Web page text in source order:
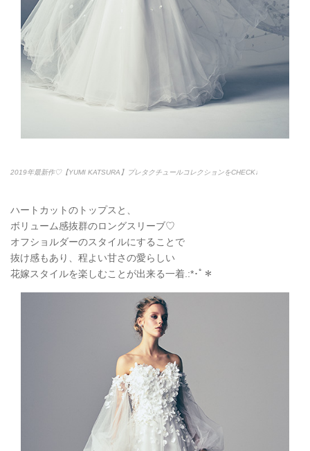
2019年最新作♡【YUMI KATSURA】プレタクチュールコレクションをCHECK♩
ハートカットのトップスと、
ボリューム感抜群のロングスリーブ♡
オフショルダーのスタイルにすることで
抜け感もあり、程よい甘さの愛らしい
花嫁スタイルを楽しむことが出来る一着.:*･ﾟ＊